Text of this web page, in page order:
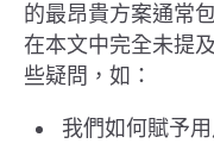
的最昂貴方案通常
在本文中完全未提
些疑問，如：
我們如何賦予